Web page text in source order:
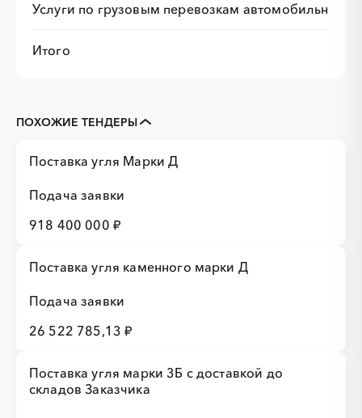
Услуги по грузовым перевозкам автомобильным
Итого
ПОХОЖИЕ ТЕНДЕРЫ
Поставка угля Марки Д
Подача заявки
918 400 000 ₽
Поставка угля каменного марки Д
Подача заявки
26 522 785,13 ₽
Поставка угля марки 3Б с доставкой до
складов Заказчика